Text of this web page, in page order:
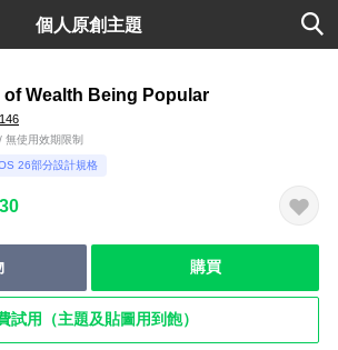
個人原創主題
of Wealth Being Popular
無使用效期限制
26部分設計規格
購買
試用（主題及貼圖用到飽）